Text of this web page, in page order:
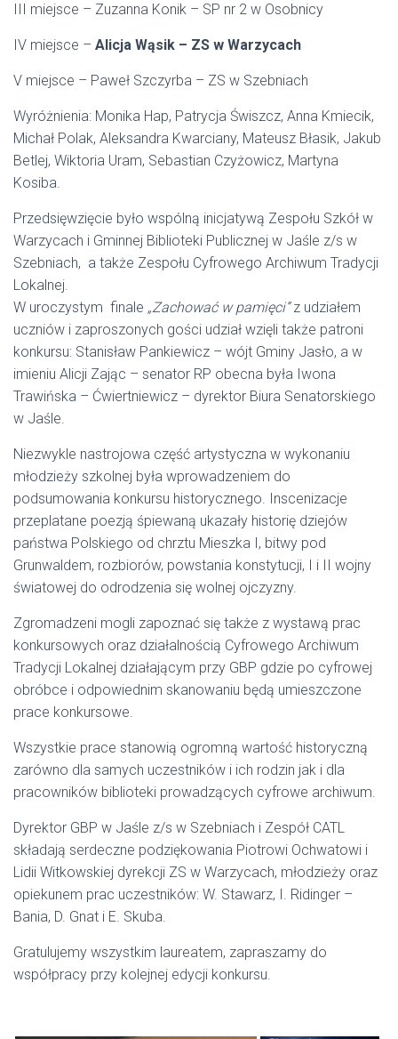
III miejsce – Zuzanna Konik – SP nr 2 w Osobnicy
IV miejsce – Alicja Wąsik – ZS w Warzycach
V miejsce – Paweł Szczyrba – ZS w Szebniach
Wyróżnienia: Monika Hap, Patrycja Świszcz, Anna Kmiecik,
Michał Polak, Aleksandra Kwarciany, Mateusz Błasik, Jakub
Betlej, Wiktoria Uram, Sebastian Czyżowicz, Martyna
Kosiba.
Przedsięwzięcie było wspólną inicjatywą Zespołu Szkół w
Warzycach i Gminnej Biblioteki Publicznej w Jaśle z/s w
Szebniach, a także Zespołu Cyfrowego Archiwum Tradycji
Lokalnej.
W uroczystym finale „Zachować w pamięci”z udziałem
uczniów i zaproszonych gości udział wzięli także patroni
konkursu: Stanisław Pankiewicz – wójt Gminy Jasło, a w
imieniu Alicji Zając – senator RP obecna była Iwona
Trawińska – Ćwiertniewicz – dyrektor Biura Senatorskiego
w Jaśle.
Niezwykle nastrojowa część artystyczna w wykonaniu
młodzieży szkolnej była wprowadzeniem do
podsumowania konkursu historycznego. Inscenizacje
przeplatane poezją śpiewaną ukazały historię dziejów
państwa Polskiego od chrztu Mieszka I, bitwy pod
Grunwaldem, rozbiorów, powstania konstytucji, I i II wojny
światowej do odrodzenia się wolnej ojczyzny.
Zgromadzeni mogli zapoznać się także z wystawą prac
konkursowych oraz działalnością Cyfrowego Archiwum
Tradycji Lokalnej działającym przy GBP gdzie po cyfrowej
obróbce i odpowiednim skanowaniu będą umieszczone
prace konkursowe.
Wszystkie prace stanowią ogromną wartość historyczną
zarówno dla samych uczestników i ich rodzin jak i dla
pracowników biblioteki prowadzących cyfrowe archiwum.
Dyrektor GBP w Jaśle z/s w Szebniach i Zespół CATL
składają serdeczne podziękowania Piotrowi Ochwatowi i
Lidii Witkowskiej dyrekcji ZS w Warzycach, młodzieży oraz
opiekunem prac uczestników: W. Stawarz, I. Ridinger –
Bania, D. Gnat i E. Skuba.
Gratulujemy wszystkim laureatem, zapraszamy do
współpracy przy kolejnej edycji konkursu.